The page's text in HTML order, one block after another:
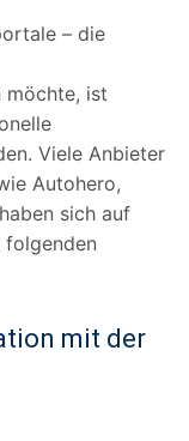
– die
möchte, ist
Viele Anbieter
Autohero,
sich auf
folgenden
mit der